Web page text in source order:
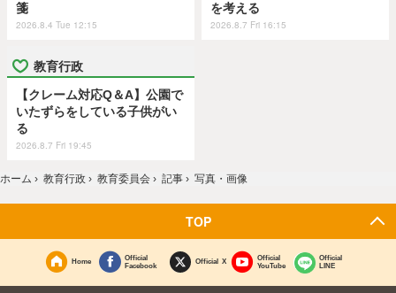
箋
2026.8.4 Tue 12:15
を考える
2026.8.7 Fri 16:15
教育行政
【クレーム対応Q＆A】公園で
いたずらをしている子供がい
る
2026.8.7 Fri 19:45
ホーム › 教育行政 › 教育委員会 › 記事 › 写真・画像
TOP
Home
Official
Facebook
Official X
Official
YouTube
Official
LINE